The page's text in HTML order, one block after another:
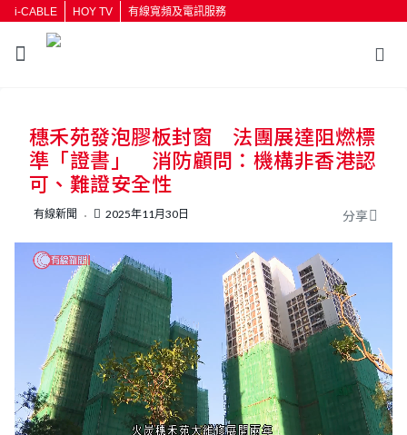
i-CABLE HOY TV 有線寬頻及電訊服務
按輸入鍵開始搜尋
穗禾苑發泡膠板封窗 法團展達阻燃標
準「證書」 消防顧問：機構非香港認
可、難證安全性
有線新聞 2025年11月30日 分享